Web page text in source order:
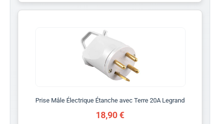
Prise Mâle Électrique Étanche avec Terre 20A Legrand
18,90 €